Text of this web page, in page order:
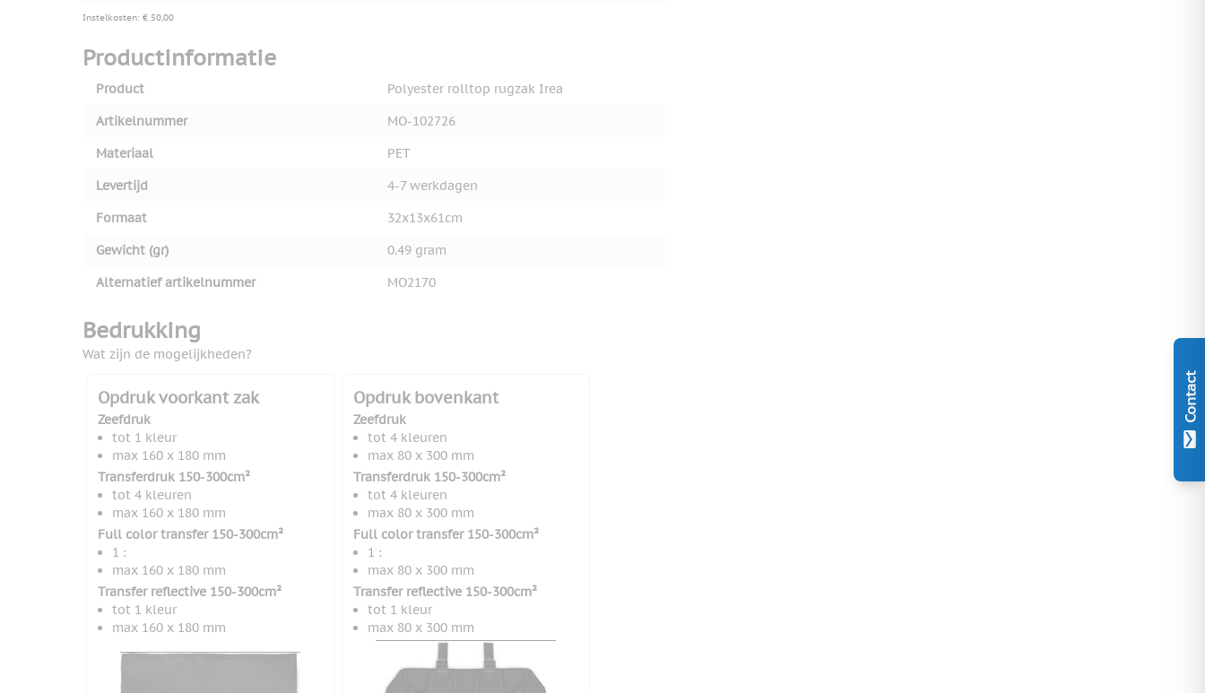
Contact
Instelkosten: € 50,00
Productinformatie
Product
Polyester rolltop rugzak Irea
Artikelnummer
MO-102726
Materiaal
PET
Levertijd
4-7 werkdagen
Formaat
32x13x61cm
Gewicht (gr)
0.49 gram
Alternatief artikelnummer
MO2170
Bedrukking
Wat zijn de mogelijkheden?
Opdruk voorkant zak
Zeefdruk
tot 1 kleur
max 160 x 180 mm
Transferdruk 150-300cm²
tot 4 kleuren
max 160 x 180 mm
Full color transfer 150-300cm²
1 :
max 160 x 180 mm
Transfer reflective 150-300cm²
tot 1 kleur
max 160 x 180 mm
Opdruk bovenkant
Zeefdruk
tot 4 kleuren
max 80 x 300 mm
Transferdruk 150-300cm²
tot 4 kleuren
max 80 x 300 mm
Full color transfer 150-300cm²
1 :
max 80 x 300 mm
Transfer reflective 150-300cm²
tot 1 kleur
max 80 x 300 mm